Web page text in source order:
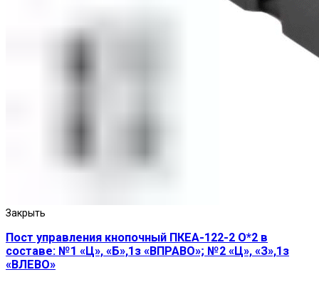
Закрыть
Пост управления кнопочный ПКЕА-122-2 О*2 в
составе: №1 «Ц», «Б»,1з «ВПРАВО»; №2 «Ц», «З»,1з
«ВЛЕВО»